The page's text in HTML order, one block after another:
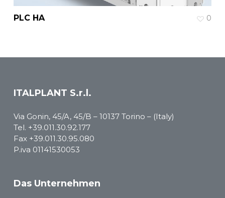
PLC HA 0
ITALPLANT S.r.l.
Via Gonin, 45/A, 45/B – 10137 Torino – (Italy)
Tel. +39.011.30.92.177
Fax +39.011.30.95.080
P.iva 01141530053
Das Unternehmen